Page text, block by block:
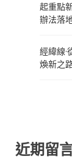
起重點
辦法落
經緯線·
煥新之
近期留